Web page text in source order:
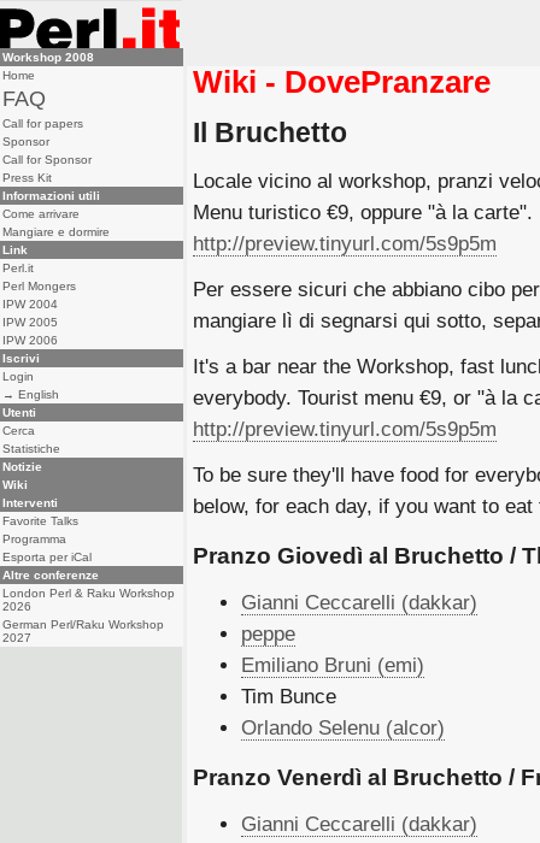
Wiki - DovePranzare
Il Bruchetto
Locale vicino al workshop, pranzi
Menu turistico €9, oppure "à la
http://preview.tinyurl.com/5s9p5m
Per essere sicuri che abbiano cibo
mangiare lì di segnarsi qui sotto,
It's a bar near the Workshop, fast
everybody. Tourist menu €9, or "à la
http://preview.tinyurl.com/5s9p5m
To be sure they'll have food for
below, for each day, if you want to eat
Pranzo Giovedì al Bruchetto /
Gianni Ceccarelli (‎dakkar‎)
peppe
Emiliano Bruni (‎emi‎)
Tim Bunce
Orlando Selenu (‎alcor‎)
Pranzo Venerdì al Bruchetto /
Gianni Ceccarelli (‎dakkar‎)
Workshop 2008
Home
FAQ
Call for papers
Sponsor
Call for Sponsor
Press Kit
Informazioni utili
Come arrivare
Mangiare e dormire
Link
Perl.it
Perl Mongers
IPW 2004
IPW 2005
IPW 2006
Iscrivi
Login
→ English
Utenti
Cerca
Statistiche
Notizie
Wiki
Interventi
Favorite Talks
Programma
Esporta per iCal
Altre conferenze
London Perl & Raku Workshop
2026
German Perl/Raku Workshop
2027